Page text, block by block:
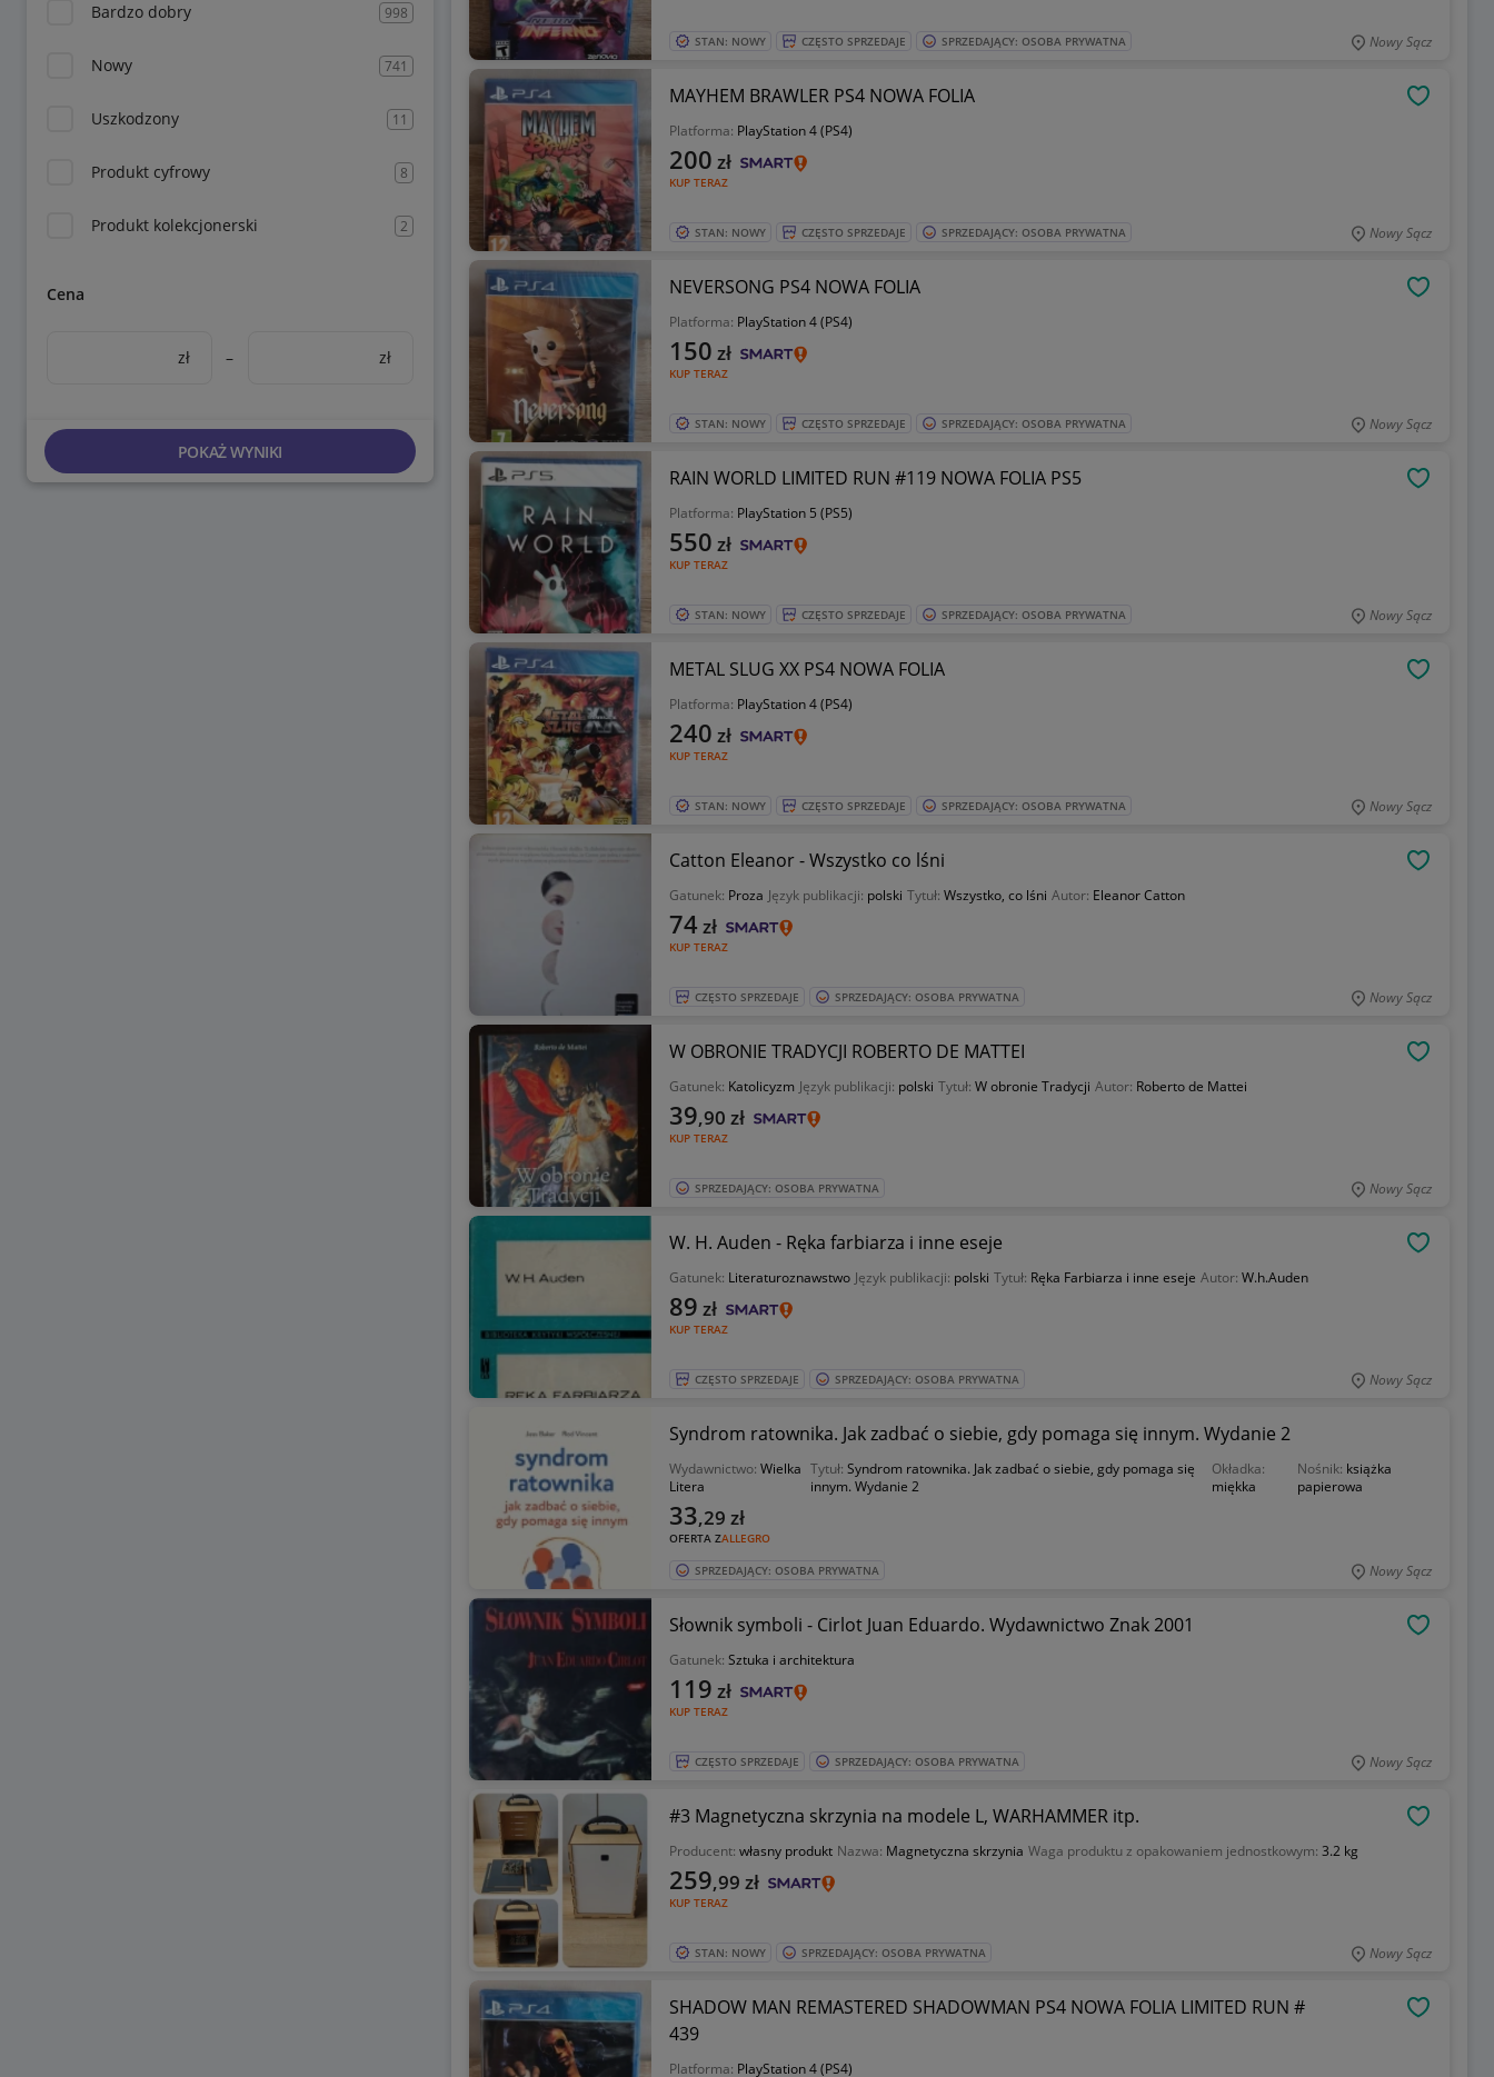
Bardzo dobry 998
Nowy 741
Uszkodzony 11
Produkt cyfrowy 8
Produkt kolekcjonerski 2
Cena
zł – zł
POKAŻ WYNIKI
STAN: NOWY CZĘSTO SPRZEDAJE SPRZEDAJĄCY: OSOBA PRYWATNA Nowy Sącz
MAYHEM BRAWLER PS4 NOWA FOLIA
Platforma: PlayStation 4 (PS4)
KUP TERAZ
200 zł
STAN: NOWY CZĘSTO SPRZEDAJE SPRZEDAJĄCY: OSOBA PRYWATNA Nowy Sącz
NEVERSONG PS4 NOWA FOLIA
Platforma: PlayStation 4 (PS4)
KUP TERAZ
150 zł
STAN: NOWY CZĘSTO SPRZEDAJE SPRZEDAJĄCY: OSOBA PRYWATNA Nowy Sącz
RAIN WORLD LIMITED RUN #119 NOWA FOLIA PS5
Platforma: PlayStation 5 (PS5)
KUP TERAZ
550 zł
STAN: NOWY CZĘSTO SPRZEDAJE SPRZEDAJĄCY: OSOBA PRYWATNA Nowy Sącz
METAL SLUG XX PS4 NOWA FOLIA
Platforma: PlayStation 4 (PS4)
KUP TERAZ
240 zł
STAN: NOWY CZĘSTO SPRZEDAJE SPRZEDAJĄCY: OSOBA PRYWATNA Nowy Sącz
Catton Eleanor - Wszystko co lśni
Gatunek: Proza Język publikacji: polski Tytuł: Wszystko, co lśni Autor: Eleanor Catton
KUP TERAZ
74 zł
CZĘSTO SPRZEDAJE SPRZEDAJĄCY: OSOBA PRYWATNA Nowy Sącz
W OBRONIE TRADYCJI ROBERTO DE MATTEI
Gatunek: Katolicyzm Język publikacji: polski Tytuł: W obronie Tradycji Autor: Roberto de Mattei
KUP TERAZ
39,90 zł
SPRZEDAJĄCY: OSOBA PRYWATNA Nowy Sącz
W. H. Auden - Ręka farbiarza i inne eseje
Gatunek: Literaturoznawstwo Język publikacji: polski Tytuł: Ręka Farbiarza i inne eseje Autor: W.h.Auden
KUP TERAZ
89 zł
CZĘSTO SPRZEDAJE SPRZEDAJĄCY: OSOBA PRYWATNA Nowy Sącz
Syndrom ratownika. Jak zadbać o siebie, gdy pomaga się innym. Wydanie 2
Wydawnictwo: Wielka
Litera
Tytuł: Syndrom ratownika. Jak zadbać o siebie, gdy pomaga się
innym. Wydanie 2
Okładka:
miękka
Nośnik: książka
papierowa
OFERTA ZALLEGRO
33,29 zł
SPRZEDAJĄCY: OSOBA PRYWATNA Nowy Sącz
Słownik symboli - Cirlot Juan Eduardo. Wydawnictwo Znak 2001
Gatunek: Sztuka i architektura
KUP TERAZ
119 zł
CZĘSTO SPRZEDAJE SPRZEDAJĄCY: OSOBA PRYWATNA Nowy Sącz
#3 Magnetyczna skrzynia na modele L, WARHAMMER itp.
Producent: własny produkt Nazwa: Magnetyczna skrzynia Waga produktu z opakowaniem jednostkowym: 3.2 kg
KUP TERAZ
259,99 zł
STAN: NOWY SPRZEDAJĄCY: OSOBA PRYWATNA Nowy Sącz
SHADOW MAN REMASTERED SHADOWMAN PS4 NOWA FOLIA LIMITED RUN #
439
Platforma: PlayStation 4 (PS4)